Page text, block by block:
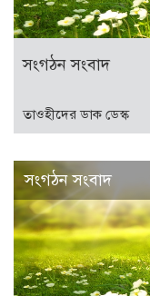
সংগঠন সংবাদ
তাওহীদের ডাক ডেস্ক
সংগঠন সংবাদ